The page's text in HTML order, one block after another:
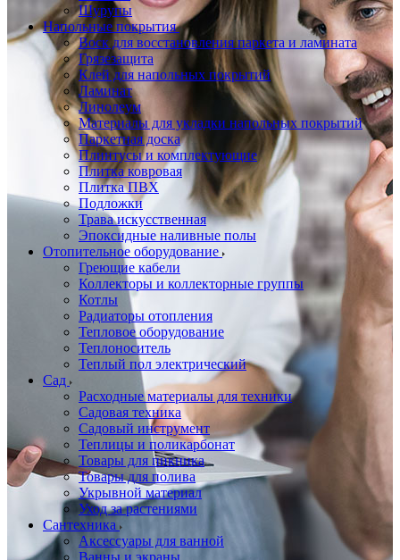
Шурупы
Напольные покрытия
Воск для восстановления паркета и ламината
Грязезащита
Клей для напольных покрытий
Ламинат
Линолеум
Материалы для укладки напольных покрытий
Паркетная доска
Плинтусы и комплектующие
Плитка ковровая
Плитка ПВХ
Подложки
Трава искусственная
Эпоксидные наливные полы
Отопительное оборудование
Греющие кабели
Коллекторы и коллекторные группы
Котлы
Радиаторы отопления
Тепловое оборудование
Теплоноситель
Теплый пол электрический
Сад
Расходные материалы для техники
Садовая техника
Садовый инструмент
Теплицы и поликарбонат
Товары для пикника
Товары для полива
Укрывной материал
Уход за растениями
Сантехника
Аксессуары для ванной
Ванны и экраны